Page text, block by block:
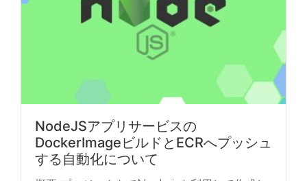
NodeJSアプリサービスの
DockerImageビルドとECRへプッシュ
する自動化について